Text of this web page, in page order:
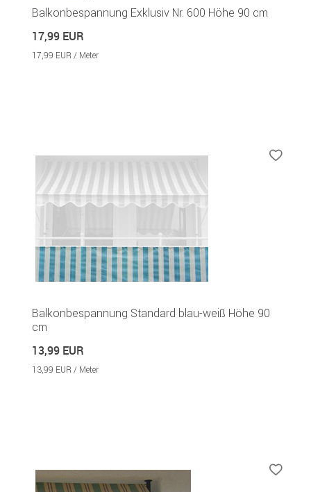
Balkonbespannung Exklusiv Nr. 600 Höhe 90 cm
17,99 EUR
17,99 EUR / Meter
Balkonbespannung Standard blau-weiß Höhe 90
cm
13,99 EUR
13,99 EUR / Meter